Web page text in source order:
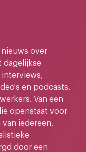
over
dagelijkse
en podcasts.
Van een
openstaat voor
iedereen.
door een